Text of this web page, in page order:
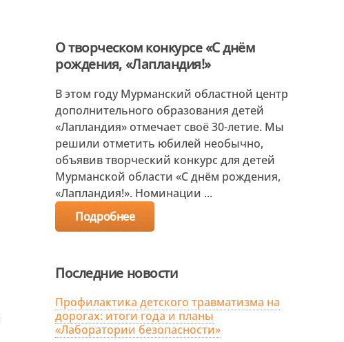
О творческом конкурсе «С днём
рождения, «Лапландия!»
В этом году Мурманский областной центр
дополнительного образования детей
«Лапландия» отмечает своё 30-летие. Мы
решили отметить юбилей необычно,
объявив творческий конкурс для детей
Мурманской области «С днём рождения,
«Лапландия!». Номинации ...
Подробнее
Последние новости
Профилактика детского травматизма на
дорогах: итоги года и планы
«Лаборатории безопасности»